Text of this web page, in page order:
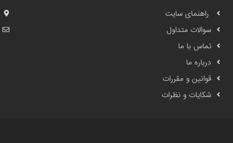
راهنمای سایت
سوالات متداول
تماس با ما
درباره ما
قوانین و مقررات
شکایات و نظرات